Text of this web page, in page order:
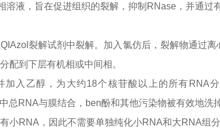
溶液，旨在促进组织的裂解，抑制RNase，并通过
QIAzol裂解试剂中裂解。加入氯仿后，裂解物通过
配到下层有机相或中间相。
加入乙醇，为大约18个核苷酸以上的所有RNA
总RNA与膜结合，ben酚和其他污染物被有效地洗
小RNA，因此不需要单独纯化小RNA和大RNA组分